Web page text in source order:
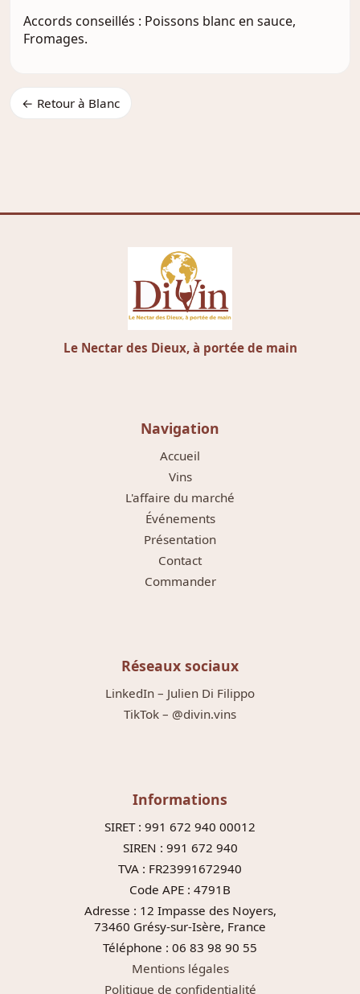
Accords conseillés : Poissons blanc en sauce,
Fromages.
← Retour à Blanc
Le Nectar des Dieux, à portée de main
Navigation
Accueil
Vins
L'affaire du marché
Événements
Présentation
Contact
Commander
Réseaux sociaux
LinkedIn – Julien Di Filippo
TikTok – @divin.vins
Informations
SIRET : 991 672 940 00012
SIREN : 991 672 940
TVA : FR23991672940
Code APE : 4791B
Adresse : 12 Impasse des Noyers,
73460 Grésy-sur-Isère, France
Téléphone : 06 83 98 90 55
Mentions légales
Politique de confidentialité